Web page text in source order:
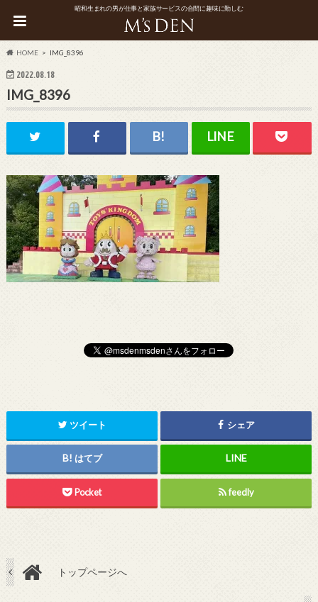
昭和生まれの男が仕事と家族サービスの合間に趣味に勤しむ
HOME IMG_8396
2022.08.18
IMG_8396
ツイート シェア
はてブ
Pocket feedly
トップページへ